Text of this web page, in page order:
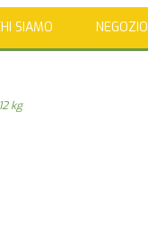
SIAMO NEGOZIO
kg